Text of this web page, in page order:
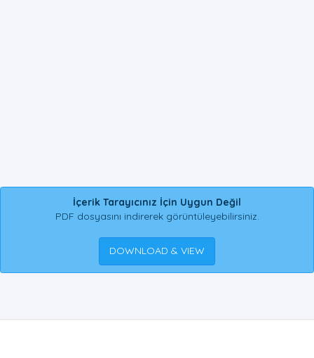
İçerik Tarayıcınız İçin Uygun Değil
PDF dosyasını indirerek görüntüleyebilirsiniz.
DOWNLOAD & VIEW